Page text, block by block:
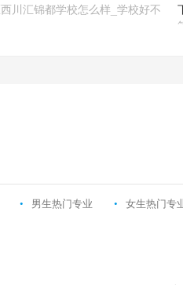
川汇锦都学校怎么样_学校好不
• 男生热门专业 • 女生热门专